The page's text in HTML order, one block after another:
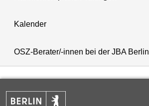
Kalender
OSZ-Berater/-innen bei der JBA Berlin